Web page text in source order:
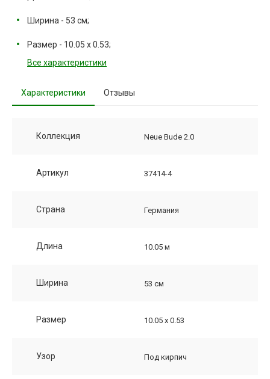
Ширина - 53 см;
Размер - 10.05 х 0.53;
Все характеристики
Характеристики Отзывы
Коллекция Neue Bude 2.0
Артикул 37414-4
Страна Германия
Длина 10.05 м
Ширина 53 см
Размер 10.05 х 0.53
Узор Под кирпич